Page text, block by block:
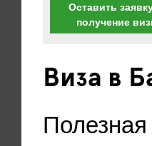
Оставить
получение
Виза в